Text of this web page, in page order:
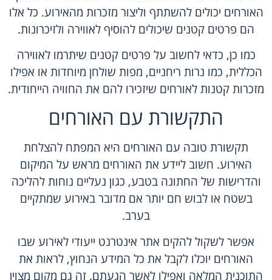
האורחים יכולים להשתתף וליצור מזכרות מהאירוע. כל אלו
הם פרטים קטנים שיכולים להוסיף לאווירה ולזיכרונות.
כמו כן, כדאי לחשוב על פרטים קטנים שיתרמו לאווירה
הכללית, כמו נרות ריחניים, מפות שולחן מיוחדות או אפילו
מזכרות קטנות לאורחים שיזכירו להם את החוויה הייחודית.
התקשורת עם האורחים
תקשורת טובה עם האורחים היא המפתח להצלחת
האירוע. חשוב ליידע את האורחים מראש על המיקום
והדרישות של החתונה בטבע, כגון נעליים נוחות להליכה
בשטח או לבוש חם יותר אם מדובר באירוע שמתקיים
בערב.
אפשר לשקול להקים אתר אינטרנט ייעודי לאירוע שבו
האורחים יוכלו לקבל את כל המידע הנחוץ, לראות את
התוכנית המלאה ואפילו לאשר הגעתם. זה גם מקום מצוין